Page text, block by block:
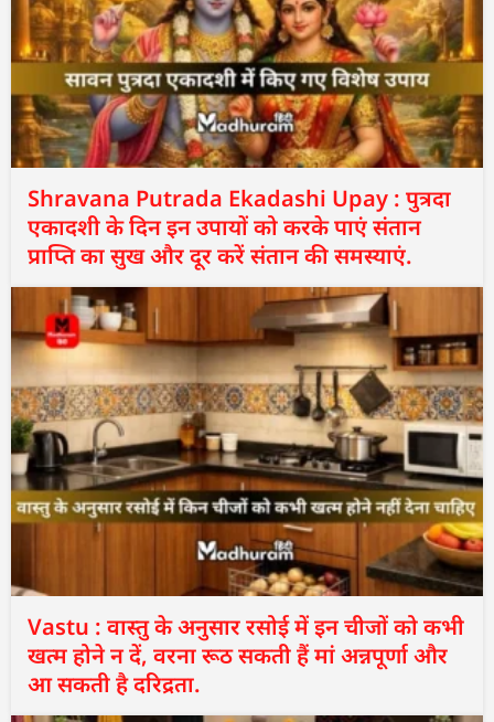
Shravana Putrada Ekadashi Upay : पुत्रदा
एकादशी के दिन इन उपायों को करके पाएं संतान
प्राप्ति का सुख और दूर करें संतान की समस्याएं.
Vastu : वास्तु के अनुसार रसोई में इन चीजों को कभी
खत्म होने न दें, वरना रूठ सकती हैं मां अन्नपूर्णा और
आ सकती है दरिद्रता.